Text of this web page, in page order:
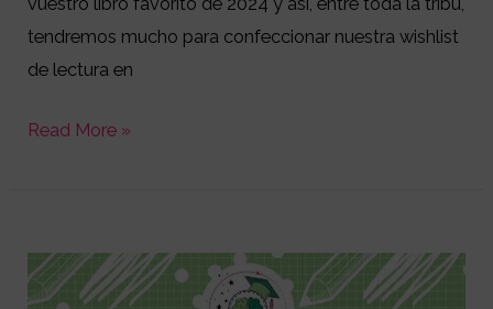
vuestro libro favorito de 2024 y así, entre toda la tribu,
tendremos mucho para confeccionar nuestra wishlist
de lectura en
Read More »